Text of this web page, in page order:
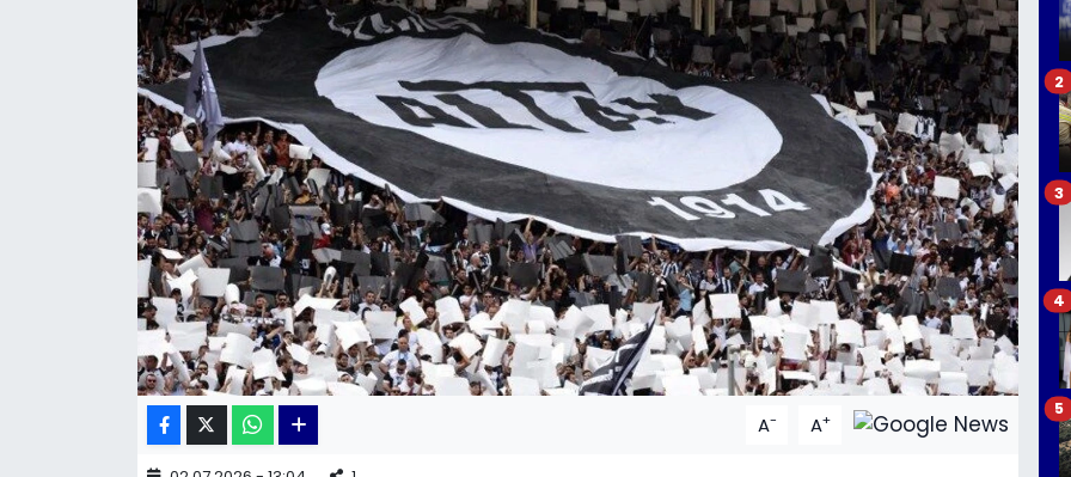
A- A+
2
3
4
5
KÜLTÜR SANAT
MAGAZİN
POLİTİKA
SAĞLIK
Siyaset
TEKNOLOJİ